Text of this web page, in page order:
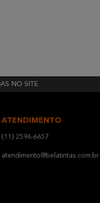
NO SITE
ATENDIMENTO
(11) 2596-6657
atendimento@belatintas.com.br